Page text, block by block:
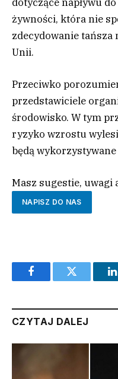
żywności, która nie
zdecydowanie
Unii.
Przeciwko
przedstawiciele
środowisko. W tym
ryzyko wzrostu
będą
Masz sugestie, uwagi
NAPISZ DO NAS
FacebookTwitter
CZYTAJ DALEJ